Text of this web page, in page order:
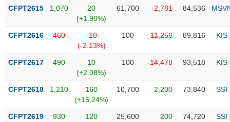
Phân
kỹ
Hồ
doanh
nghiệp
Tin
CFPT2615 1,070
20
(+1.90%)
61,700 -2,781 84,536
CFPT2616 460
-10
(-2.13%)
100 -11,256 89,816 KIS
CFPT2617 490
10
(+2.08%)
100 -14,478 93,518 KIS
CFPT2618 1,210
160
(+15.24%)
10,700 2,200 73,840 SSI
CFPT2619 930
120
25,600 200 74,720 SSI
NĂNG
NGUYÊN
LIỆU